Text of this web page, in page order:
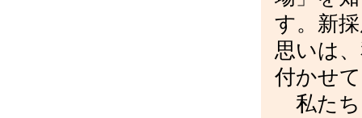
す。新
思いは
付かせ
私たち